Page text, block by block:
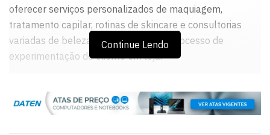
oferecer serviços personalizados de maquiagem,
tratamento capilar, rotinas de skincare e consultorias
variadas de beleza, que melhoram o processo de
experimentação do cliente em loja.
agendamento prévio, através do site
agendamentoservicos.boticario.com.br. Ao chegar na loja,
Continue Lendo